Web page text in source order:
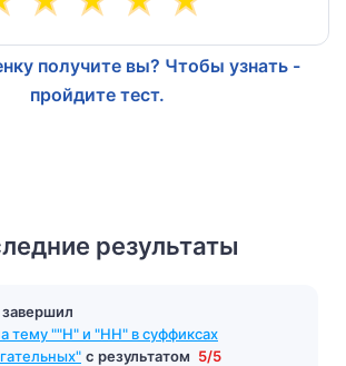
получите вы? Чтобы узнать -
пройдите тест.
результаты
завершил
тему ""Н" и "НН" в суффиксах
с результатом 5/5